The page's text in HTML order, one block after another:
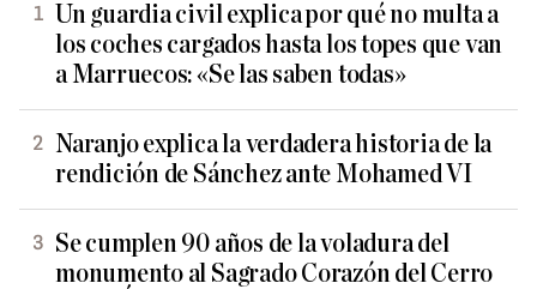
Un guardia civil explica por qué no multa a
los coches cargados hasta los topes que van
a Marruecos: «Se las saben todas»
Naranjo explica la verdadera historia de la
rendición de Sánchez ante Mohamed VI
Se cumplen 90 años de la voladura del
monumento al Sagrado Corazón del Cerro